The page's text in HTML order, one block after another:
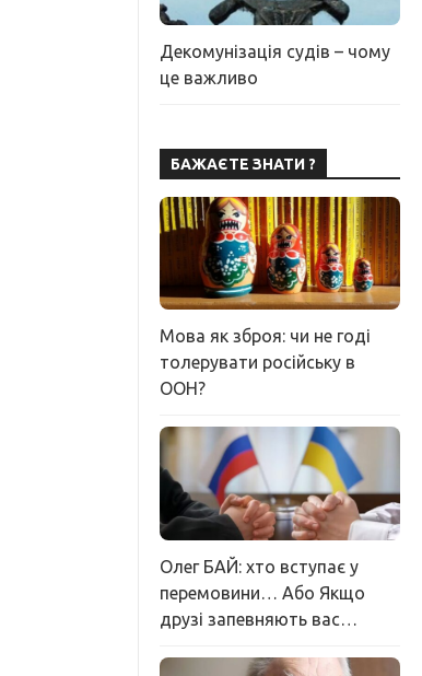
Декомунізація судів – чому
це важливо
БАЖАЄТЕ ЗНАТИ ?
Мова як зброя: чи не годі
толерувати російську в
ООН?
Олег БАЙ: хто вступає у
перемовини… Або Якщо
друзі запевняють вас…